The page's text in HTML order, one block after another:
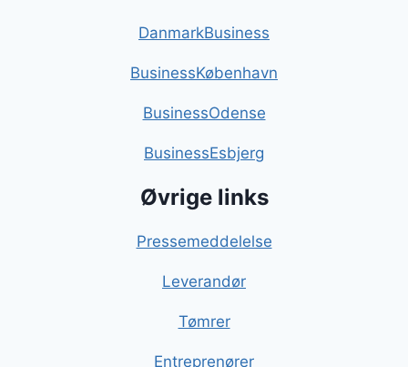
DanmarkBusiness
BusinessKøbenhavn
BusinessOdense
BusinessEsbjerg
Øvrige links
Pressemeddelelse
Leverandør
Tømrer
Entreprenører